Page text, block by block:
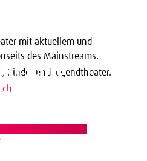
mit aktuellem und
des Mainstreams.
Kinder und Jugendtheater.
Karte